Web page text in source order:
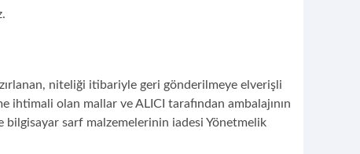
niteliği itibariyle geri gönderilmeye elverişli
olan mallar ve ALICI tarafından ambalajının
bilgisayar sarf malzemelerinin iadesi Yönetmelik